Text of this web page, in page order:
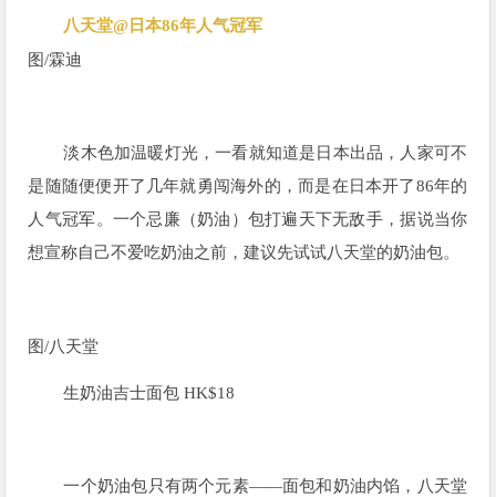
八天堂@日本86年人气冠军
图/霖迪
淡木色加温暖灯光，一看就知道是日本出品，人家可不
是随随便便开了几年就勇闯海外的，而是在日本开了86年的
人气冠军。一个忌廉（奶油）包打遍天下无敌手，据说当你
想宣称自己不爱吃奶油之前，建议先试试八天堂的奶油包。
图/八天堂
生奶油吉士面包 HK$18
一个奶油包只有两个元素——面包和奶油内馅，八天堂